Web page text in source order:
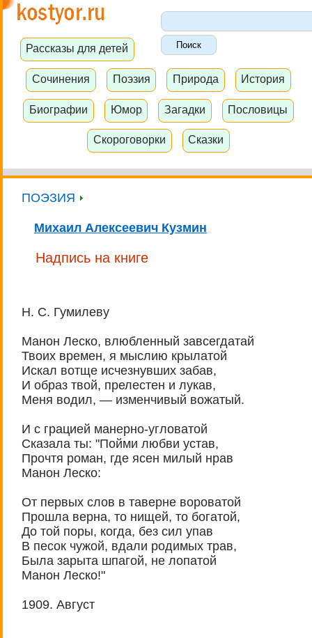
Рассказы для детей
Сочинения Поэзия Природа История
Биографии Юмор Загадки Пословицы
Скороговорки Сказки
ПОЭЗИЯ
Михаил Алексеевич Кузмин
Надпись на книге
Н. С. Гумилеву
Манон Леско, влюбленный завсегдатай
Твоих времен, я мыслию крылатой
Искал вотще исчезнувших забав,
И образ твой, прелестен и лукав,
Меня водил, — изменчивый вожатый.
И с грацией манерно-угловатой
Сказала ты: "Пойми любви устав,
Прочтя роман, где ясен милый нрав
Манон Леско:
От первых слов в таверне вороватой
Прошла верна, то нищей, то богатой,
До той поры, когда, без сил упав
В песок чужой, вдали родимых трав,
Была зарыта шпагой, не лопатой
Манон Леско!"
1909. Август